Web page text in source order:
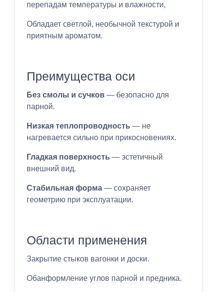
перепадам температуры и влажности,
Обладает светлой, необычной текстурой и
приятным ароматом.
Преимущества оси
Без смолы и сучков — безопасно для
парной.
Низкая теплопроводность — не
нагревается сильно при прикосновениях.
Гладкая поверхность — эстетичный
внешний вид.
Стабильная форма — сохраняет
геометрию при эксплуатации.
Области применения
Закрытие стыков вагонки и доски.
Обанформление углов парной и предника.